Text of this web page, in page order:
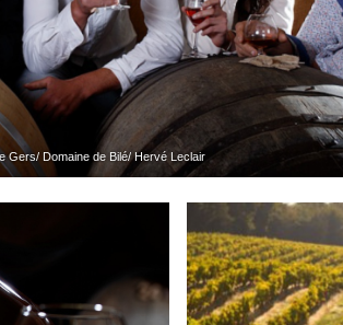
Gers/ Domaine de Bilé/ Hervé Leclair